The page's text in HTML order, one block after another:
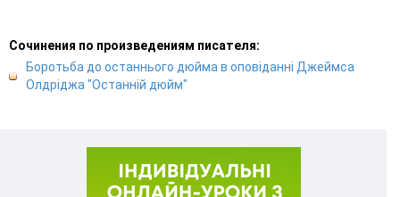
Сочинения по произведениям писателя:
Боротьба до останнього дюйма в оповіданні Джеймса
Олдріджа "Останній дюйм"